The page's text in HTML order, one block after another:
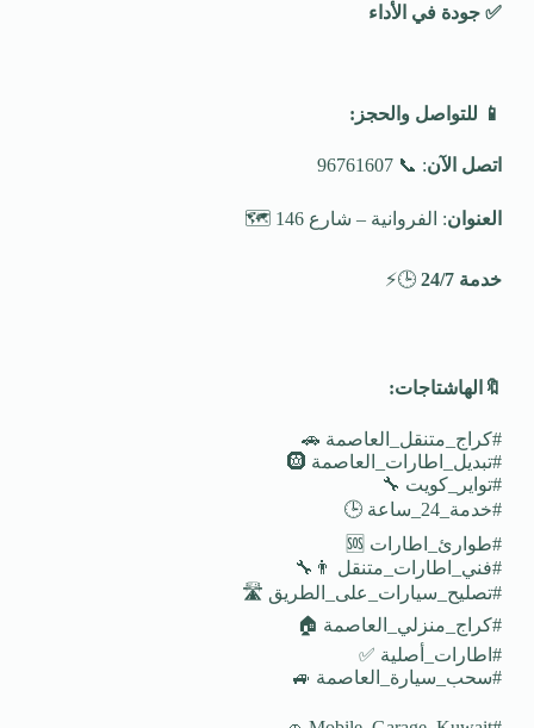
✅ جودة في الأداء
📱 للتواصل والحجز :
اتصل الآن: 📞 96761607
العنوان: الفروانية – شارع 146 🗺️
خدمة 24/7 🕒⚡
🔖 الهاشتاجات:
#كراج_متنقل_العاصمة 🚗
#تبديل_اطارات_العاصمة 🛞
#تواير_كويت 🔧
#خدمة_24_ساعة 🕒
#طوارئ_اطارات 🆘
#فني_اطارات_متنقل 👨‍🔧
#تصليح_سيارات_على_الطريق 🛣️
#كراج_منزلي_العاصمة 🏠
#اطارات_أصلية ✅
#سحب_سيارة_العاصمة 🚙